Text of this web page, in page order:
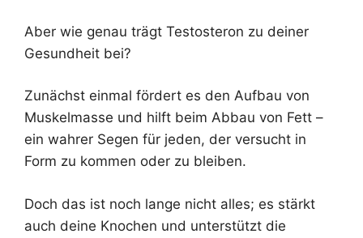
Aber wie genau trägt Testosteron zu deiner
Gesundheit bei?
Zunächst einmal fördert es den Aufbau von
Muskelmasse und hilft beim Abbau von Fett –
ein wahrer Segen für jeden, der versucht in
Form zu kommen oder zu bleiben.
Doch das ist noch lange nicht alles; es stärkt
auch deine Knochen und unterstützt die